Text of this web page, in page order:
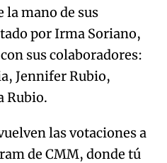
la mano de sus
por Irma Soriano,
sus colaboradores:
Jennifer Rubio,
Rubio.
las votaciones a
de CMM, donde tú